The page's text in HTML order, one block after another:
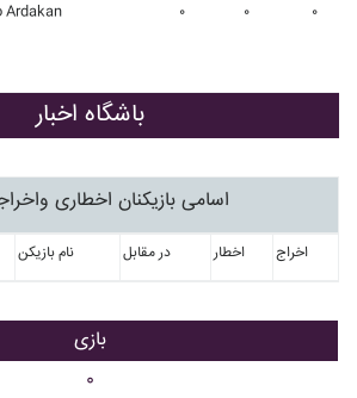
Ardakan ۰ ۰ ۰
باشگاه اخبار
اسامی بازیکنان اخطاری
نام بازیکن در مقابل اخطار اخراج
بازی
۰